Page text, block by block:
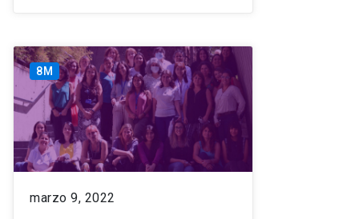
8M
marzo 9, 2022